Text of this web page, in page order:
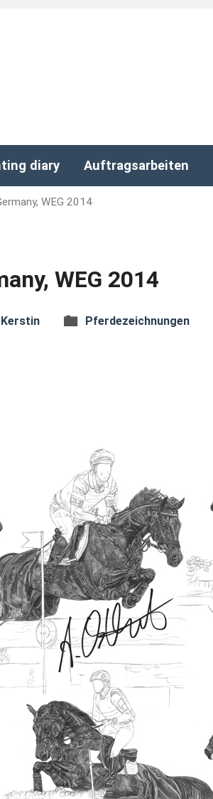
diary Auftragsarbeiten
WEG 2014
WEG 2014
Kerstin Pferdezeichnungen